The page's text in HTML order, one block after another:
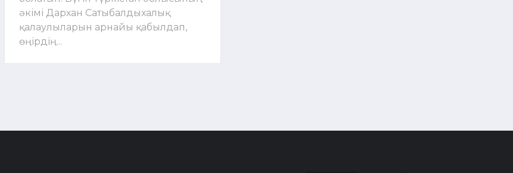
әкімі Дархан Сатыбалдыхалық
қалаулыларын арнайы қабылдап,
өңірдің...